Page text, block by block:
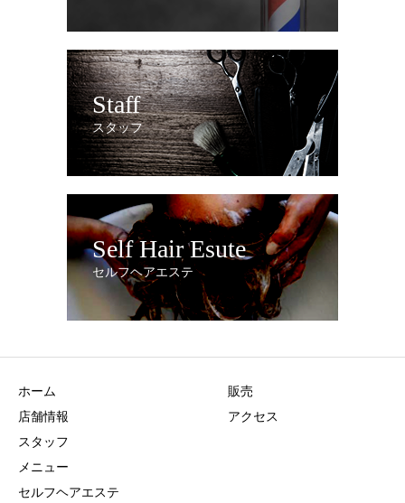
Staff
スタッフ
Self Hair Esute
セルフヘアエステ
ホーム
店舗情報
スタッフ
メニュー
セルフヘアエステ
販売
アクセス